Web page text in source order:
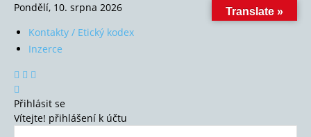
Pondělí, 10. srpna 2026
Kontakty / Etický kodex
Inzerce
Přihlásit se
Vítejte! přihlášení k účtu
Translate »